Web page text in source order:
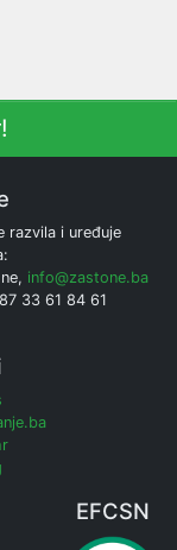
razvila i uređuje
info@zastone.ba
33 61 84 61
EFCSN